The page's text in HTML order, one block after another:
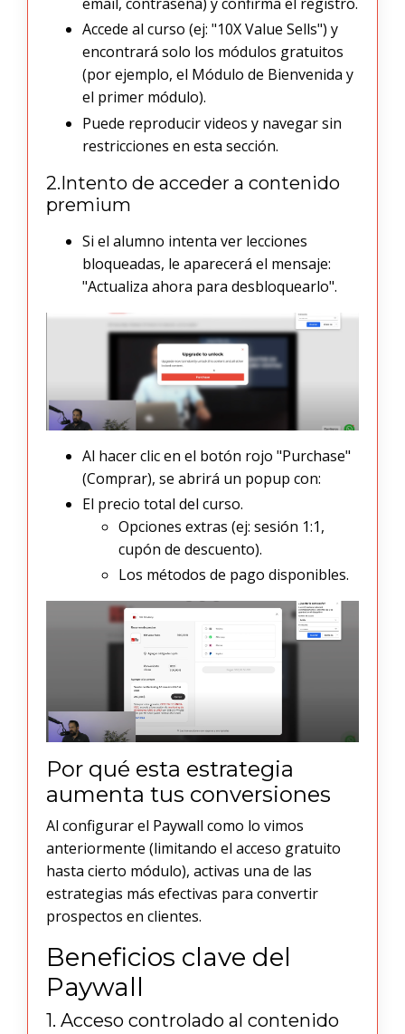
Accede al curso (ej: "10X Value Sells") y
encontrará solo los módulos gratuitos
(por ejemplo, el Módulo de Bienvenida y
el primer módulo).
Puede reproducir videos y navegar sin
restricciones en esta sección.
2.Intento de acceder a contenido
premium
Si el alumno intenta ver lecciones
bloqueadas, le aparecerá el mensaje:
"Actualiza ahora para desbloquearlo".
Al hacer clic en el botón rojo "Purchase"
(Comprar), se abrirá un popup con:
El precio total del curso.
Opciones extras (ej: sesión 1:1,
cupón de descuento).
Los métodos de pago disponibles.
Por qué esta estrategia
aumenta tus conversiones
Al configurar el Paywall como lo vimos
anteriormente (limitando el acceso gratuito
hasta cierto módulo), activas una de las
estrategias más efectivas para convertir
prospectos en clientes.
Beneficios clave del
Paywall
1. Acceso controlado al contenido